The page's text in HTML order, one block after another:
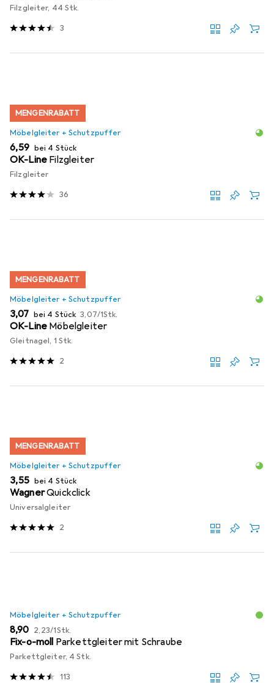
Filzgleiter, 44 Stk.
3
MENGENRABATT
Möbelgleiter + Schutzpuffer
EUR
6,59 bei 4 Stück
OK-Line Filzgleiter
Filzgleiter
36
MENGENRABATT
Möbelgleiter + Schutzpuffer
EUR
3,07 bei 4 Stück EUR
3,07/1Stk.
OK-Line Möbelgleiter
Gleitnagel, 1 Stk.
2
MENGENRABATT
Möbelgleiter + Schutzpuffer
EUR
3,55 bei 4 Stück
WagnerQuickclick
Universalgleiter
2
Möbelgleiter + Schutzpuffer
EUR
8,90 EUR
2,23/1Stk.
Fix-o-moll Parkettgleiter mit Schraube
Parkettgleiter, 4 Stk.
113